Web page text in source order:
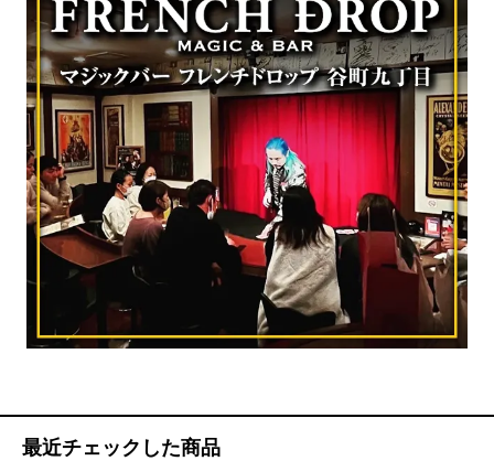
最近チェックした商品